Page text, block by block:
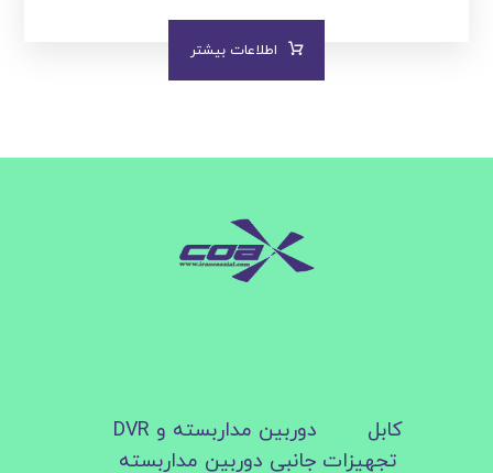
اطلاعات بیشتر
کابل
دوربین مداربسته و DVR
تجهیزات جانبی دوربین مداربسته